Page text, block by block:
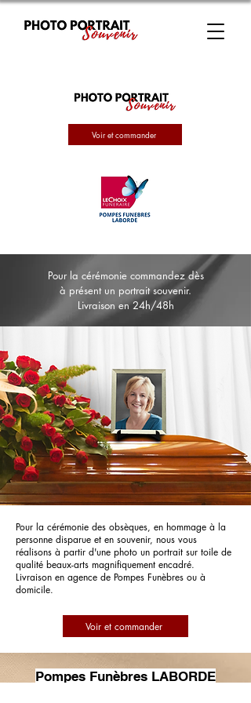
Voir et commander
Pour la cérémonie commandez dès
à présent un portrait souvenir.
Livraison en 24h/48h
Pour la cérémonie des obsèques, en hommage à la
personne disparue et en souvenir, nous vous
réalisons à partir d'une photo un portrait sur toile de
qualité beaux-arts magnifiquement encadré.
Livraison en agence de Pompes Funèbres ou à
domicile.
Voir et commander
Pompes Funèbres LABORDE